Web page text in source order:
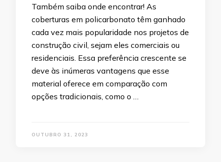
Também saiba onde encontrar! As
coberturas em policarbonato têm ganhado
cada vez mais popularidade nos projetos de
construção civil, sejam eles comerciais ou
residenciais. Essa preferência crescente se
deve às inúmeras vantagens que esse
material oferece em comparação com
opções tradicionais, como o …
OUTUBRO 31, 2023